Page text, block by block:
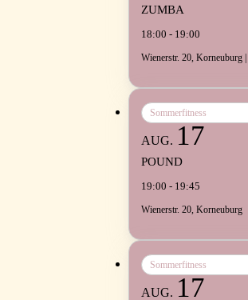
ZUMBA
18:00 - 19:00
Wienerstr. 20, Korneuburg |
Sommerfitness
AUG. 17
POUND
19:00 - 19:45
Wienerstr. 20, Korneuburg
Sommerfitness
AUG. 17